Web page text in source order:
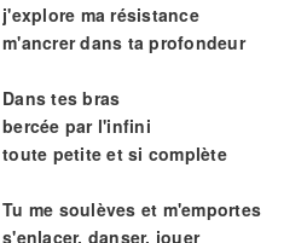
j'explore ma résistance
m'ancrer dans ta profondeur
Dans tes bras
bercée par l'infini
toute petite et si complète
Tu me soulèves et m'emportes
s'enlacer, danser, jouer